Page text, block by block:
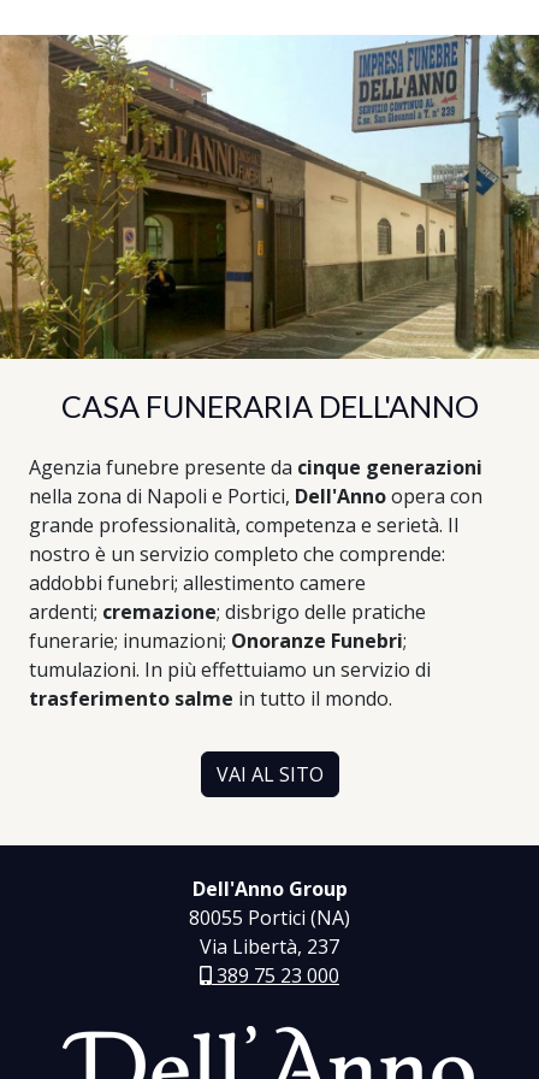
CASA FUNERARIA DELL'ANNO
Agenzia funebre presente da cinque generazioni
nella zona di Napoli e Portici, Dell'Annoopera con
grande professionalità, competenza e serietà. Il
nostro è un servizio completo che comprende:
addobbi funebri; allestimento camere
ardenti; cremazione; disbrigo delle pratiche
funerarie; inumazioni; Onoranze Funebri;
tumulazioni. In più effettuiamo un servizio di
trasferimento salme in tutto il mondo.
VAI AL SITO
Dell'Anno Group
80055 Portici (NA)
Via Libertà, 237
389 75 23 000